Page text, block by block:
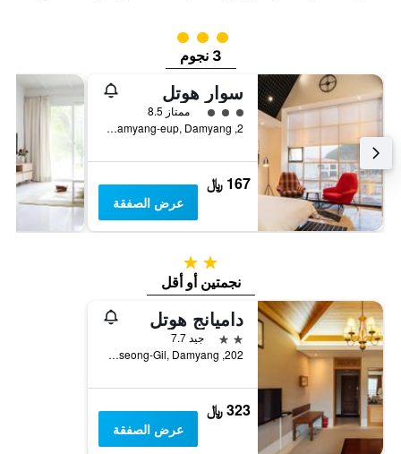
تقييم فئة 3
3 نجوم
سوار هوتل
تقييم فئة 3ممتاز 8.5
2, Metapeurobangseu 3-gil, Damyang-eup, Damyang, كوريا الجنوبية
167 ﷼
عرض الصفقة
2 نجمتين
نجمتين أو أقل
داميانج هوتل
2 نجمتين
جيد 7.7
202, Geumseongsanseong-Gil, Damyang, كوريا الجنوبية
323 ﷼
عرض الصفقة